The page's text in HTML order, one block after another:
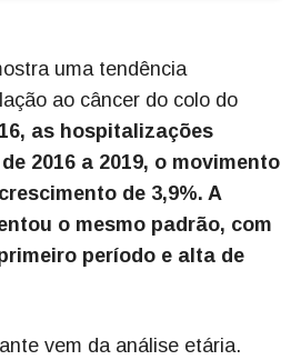
uma tendência
ao câncer do colo do
as hospitalizações
2016 a 2019, o movimento
de 3,9%. A
o mesmo padrão, com
período e alta de
vem da análise etária.